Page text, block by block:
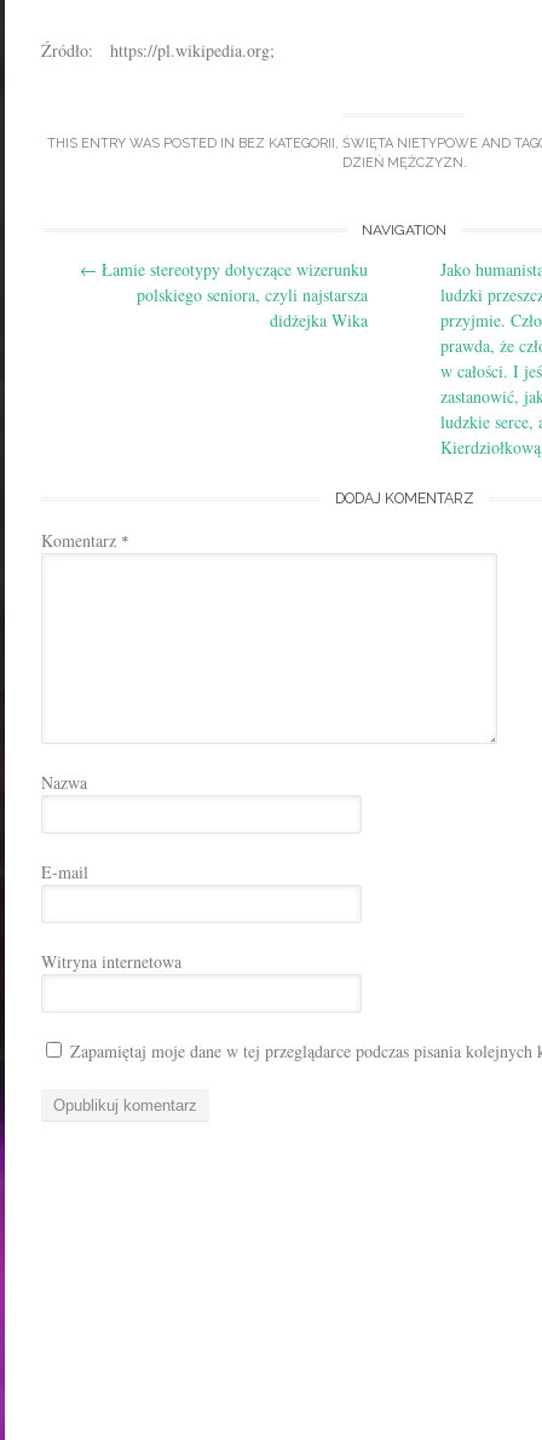
Źródło: https://pl.wikipedia.org;
THIS ENTRY WAS POSTED IN BEZ KATEGORII ŚWIĘTA NIETYPOWEAND
DZIEŃ MĘŻCZYZN
navigation
NAVIGATION
← Łamie stereotypy dotyczące wizerunku
polskiego seniora, czyli najstarsza
didżejka Wika
Jako
ludzki
przyjmie.
prawda, że
w całości. I
zastanowić,
ludzkie
DODAJ KOMENTARZ
Komentarz *
Nazwa
E-mail
Witryna internetowa
Zapamiętaj moje dane w tej przeglądarce podczas pisania kolejnych